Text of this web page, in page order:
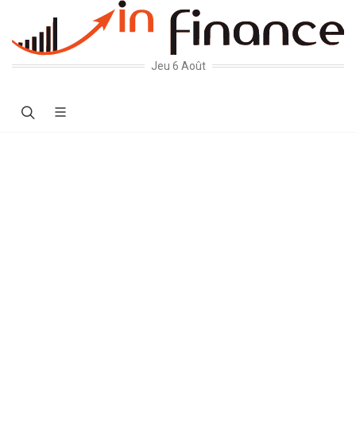
Jeu 6 Août